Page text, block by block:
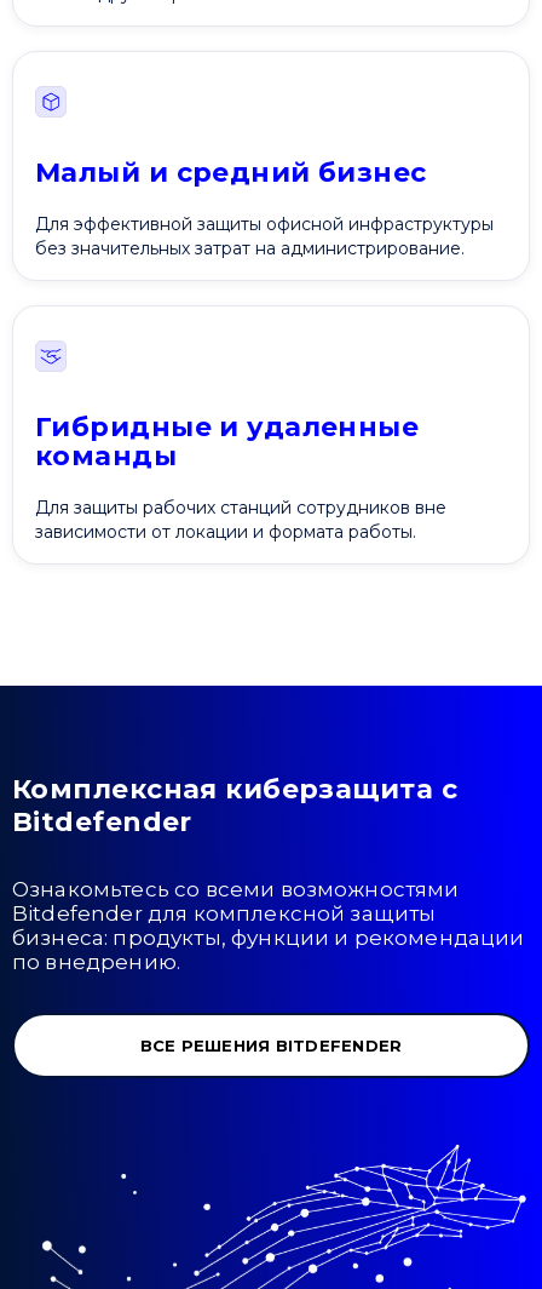
Малый и средний бизнес
Для эффективной защиты офисной инфраструктуры
без значительных затрат на администрирование.
Гибридные и удаленные
команды
Для защиты рабочих станций сотрудников вне
зависимости от локации и формата работы.
Комплексная киберзащита с
Bitdefender
Ознакомьтесь со всеми возможностями
Bitdefender для комплексной защиты
бизнеса: продукты, функции и рекомендации
по внедрению.
ВСЕ РЕШЕНИЯ BITDEFENDER